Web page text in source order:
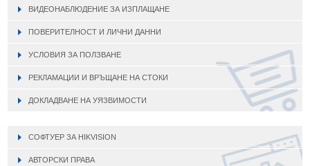
ВИДЕОНАБЛЮДЕНИЕ ЗА ИЗПЛАЩАНЕ
ПОВЕРИТЕЛНОСТ И ЛИЧНИ ДАННИ
УСЛОВИЯ ЗА ПОЛЗВАНЕ
РЕКЛАМАЦИИ И ВРЪЩАНЕ НА СТОКИ
ДОКЛАДВАНЕ НА УЯЗВИМОСТИ
СОФТУЕР ЗА HIKVISION
АВТОРСКИ ПРАВА